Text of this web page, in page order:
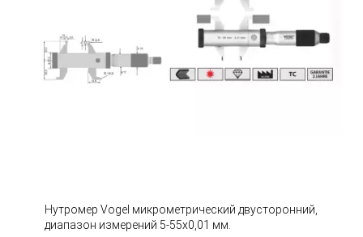
Нутромер Vogel микрометрический двусторонний,
диапазон измерений 5-55х0,01 мм.